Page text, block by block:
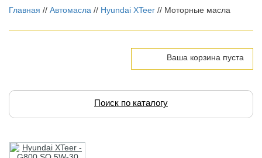
Главная // Автомасла // Hyundai XTeer // Моторные масла
Ваша корзина пуста
Поиск по каталогу